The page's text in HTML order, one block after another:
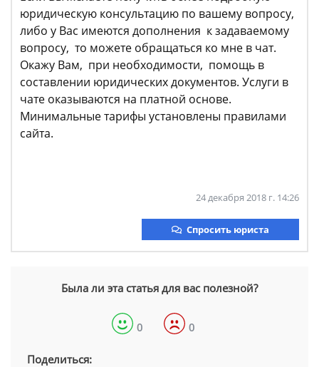
юридическую консультацию по вашему вопросу,
либо у Вас имеются дополнения к задаваемому
вопросу, то можете обращаться ко мне в чат.
Окажу Вам, при необходимости, помощь в
составлении юридических документов. Услуги в
чате оказываются на платной основе.
Минимальные тарифы установлены правилами
сайта.
24 декабря 2018 г. 14:26
Спросить юриста
Была ли эта статья для вас полезной?
0 0
Поделиться: